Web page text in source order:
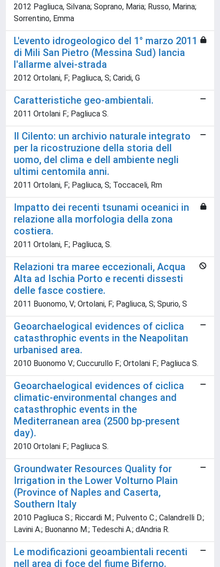
2012 Pagliuca, Silvana; Soprano, Maria; Russo, Marina;
Sorrentino, Emma
L'evento idrogeologico del 1° marzo 2011
di Mili San Pietro (Messina Sud) lancia
l'allarme alvei-strada
2012 Ortolani, F; Pagliuca, S; Caridi, G
Caratteristiche geo-ambientali.
2011 Ortolani F.; Pagliuca S.
Il Cilento: un archivio naturale integrato
per la ricostruzione della storia dell
uomo, del clima e dell ambiente negli
ultimi centomila anni.
2011 Ortolani, F; Pagliuca, S; Toccaceli, Rm
Impatto dei recenti tsunami oceanici in
relazione alla morfologia della zona
costiera.
2011 Ortolani, F.; Pagliuca, S.
Relazioni tra maree eccezionali, Acqua
Alta ad Ischia Porto e recenti dissesti
delle fasce costiere.
2011 Buonomo, V; Ortolani, F; Pagliuca, S; Spurio, S
Geoarchaelogical evidences of ciclica
catasthrophic events in the Neapolitan
urbanised area.
2010 Buonomo V.; Cuccurullo F.; Ortolani F.; Pagliuca S.
Geoarchaelogical evidences of ciclica
climatic-environmental changes and
catasthrophic events in the
Mediterranean area (2500 bp-present
day).
2010 Ortolani F.; Pagliuca S.
Groundwater Resources Quality for
Irrigation in the Lower Volturno Plain
(Province of Naples and Caserta,
Southern Italy
2010 Pagliuca S.; Riccardi M.; Pulvento C.; Calandrelli D.;
Lavini A.; Buonanno M.; Tedeschi A.; dAndria R.
Le modificazioni geoambientali recenti
nell area di foce del fiume Biferno.